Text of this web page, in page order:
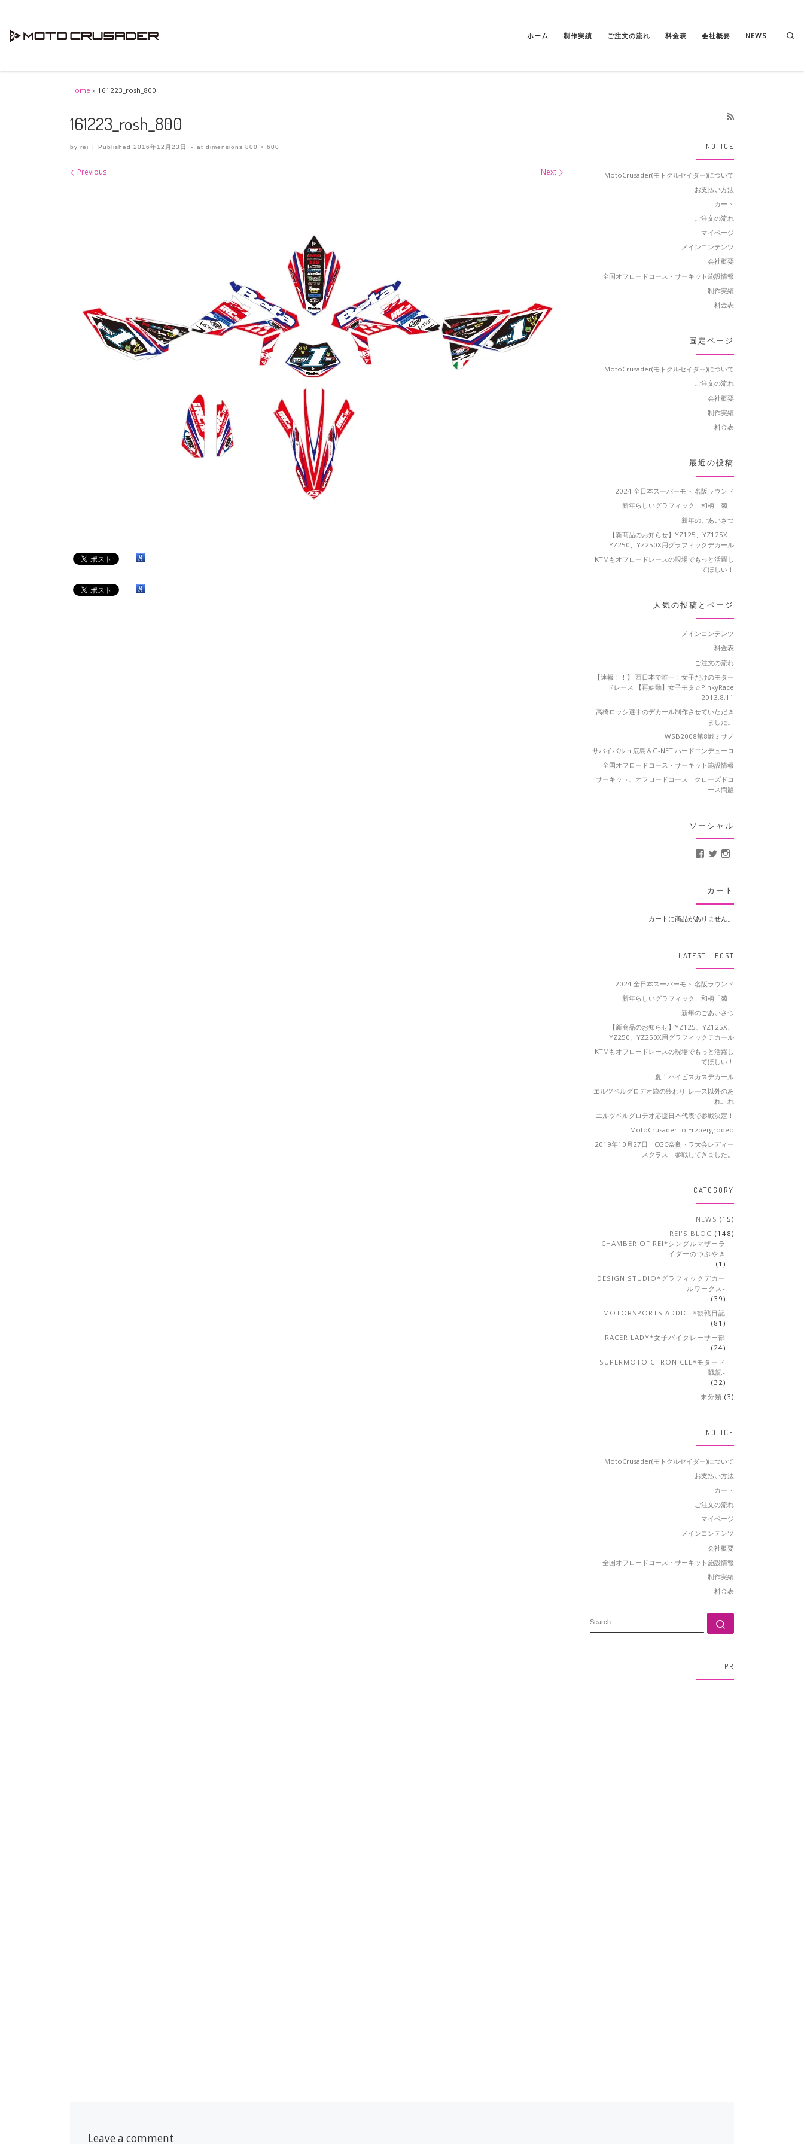
ホーム 制作実績 ご注文の流れ 料金表 会社概要 NEWS
Home » 161223_rosh_800
161223_rosh_800
by rei | Published2016年12月23日 - at dimensions 800 × 600
Images navigation
Previous Next
Leave a comment
NOTICE
MotoCrusader(モトクルセイダー)について
お支払い方法
カート
ご注文の流れ
マイページ
メインコンテンツ
会社概要
全国オフロードコース・サーキット施設情報
制作実績
料金表
固定ページ
MotoCrusader(モトクルセイダー)について
ご注文の流れ
会社概要
制作実績
料金表
最近の投稿
2024 全日本スーパーモト 名阪ラウンド
新年らしいグラフィック 和柄「菊」
新年のごあいさつ
【新商品のお知らせ】YZ125、YZ125X、
YZ250、YZ250X用グラフィックデカール
KTMもオフロードレースの現場でもっと活躍し
てほしい！
人気の投稿とページ
メインコンテンツ
料金表
ご注文の流れ
【速報！！】 西日本で唯一！女子だけのモター
ドレース 【再始動】女子モタ☆PinkyRace
2013.8.11
高橋ロッシ選手のデカール制作させていただき
ました。
WSB2008第8戦ミサノ
サバイバルin 広島＆G-NET ハードエンデューロ
全国オフロードコース・サーキット施設情報
サーキット、オフロードコース クローズドコ
ース問題
ソーシャル
MotoCrusader さんのプ
@MotoCrusader さ
カート
カートに商品がありません。
LATEST POST
2024 全日本スーパーモト 名阪ラウンド
新年らしいグラフィック 和柄「菊」
新年のごあいさつ
【新商品のお知らせ】YZ125、YZ125X、
YZ250、YZ250X用グラフィックデカール
KTMもオフロードレースの現場でもっと活躍し
てほしい！
夏！ハイビスカスデカール
エルツベルグロデオ旅の終わり-レース以外のあ
れこれ
エルツベルグロデオ応援日本代表で参戦決定！
MotoCrusader to Erzbergrodeo
2019年10月27日 CGC奈良トラ大会レディー
スクラス 参戦してきました。
CATOGORY
NEWS (15)
REI'S BLOG (148)
CHAMBER OF REI*シングルマザーラ
イダーのつぶやき
(1)
DESIGN STUDIO*グラフィックデカー
ルワークス-
(39)
MOTORSPORTS ADDICT*観戦日記
(81)
RACER LADY*女子バイクレーサー部
(24)
SUPERMOTO CHRONICLE*モタード
戦記-
(32)
未分類 (3)
NOTICE
MotoCrusader(モトクルセイダー)について
お支払い方法
カート
ご注文の流れ
マイページ
メインコンテンツ
会社概要
全国オフロードコース・サーキット施設情報
制作実績
料金表
PR